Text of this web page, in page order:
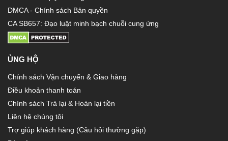
DMCA - Chính sách Bản quyền
CA SB657: Đạo luật minh bạch chuỗi cung ứng
ỦNG HỘ
Chính sách Vận chuyển & Giao hàng
Điều khoản thanh toán
Chính sách Trả lại & Hoàn lại tiền
Liên hệ chúng tôi
Trợ giúp khách hàng (Câu hỏi thường gặp)